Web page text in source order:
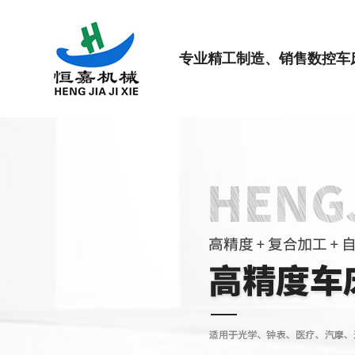
专业精工制造、销售数控车